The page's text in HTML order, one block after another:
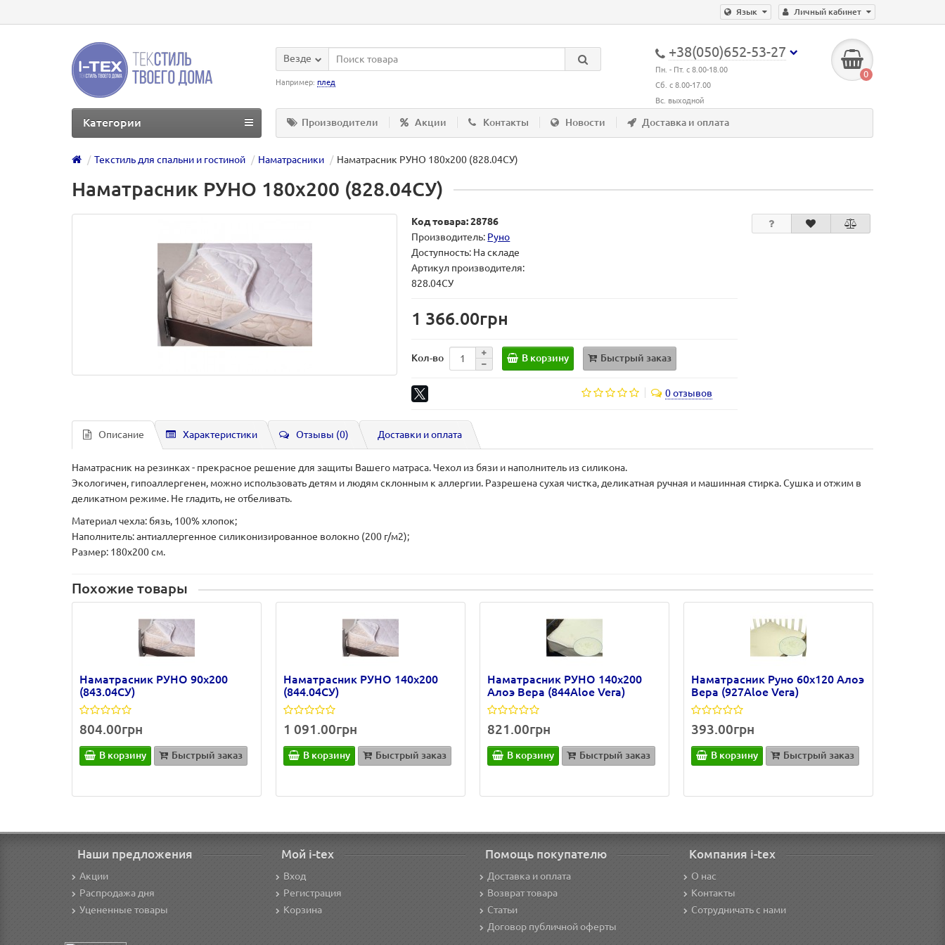
Личный кабинет
Язык
+38(050)652-53-27
Пн. - Пт. с 8.00-18.00
Сб. с 8.00-17.00
Вс. выходной
0
Везде
Например: плед
Производители Акции Контакты Новости Доставка и оплата
Категории
Текстиль для спальни и гостиной Наматрасники Наматрасник РУНО 180х200 (828.04СУ)
Наматрасник РУНО 180х200 (828.04СУ)
Код товара: 28786
Производитель: Руно
Доступность: На складе
Артикул производителя:
828.04СУ
1 366.00грн
Кол-во В корзину Быстрый заказ
0 отзывов
Описание Характеристики Отзывы (0) Доставки и оплата
Наматрасник на резинках - прекрасное решение для защиты Вашего матраса. Чехол из бязи и наполнитель из силикона.
Экологичен, гипоаллергенен, можно использовать детям и людям склонным к аллергии. Разрешена сухая чистка, деликатная ручная и машинная стирка. Сушка и отжим в
деликатном режиме. Не гладить, не отбеливать.
Материал чехла: бязь, 100% хлопок;
Наполнитель:антиаллергенное силиконизированное волокно (200 г/м2);
Размер: 180х200 см.
Похожие товары
Наматрасник РУНО 90х200
(843.04СУ)
804.00грн
В корзину Быстрый заказ
Наматрасник РУНО 140х200
(844.04СУ)
1 091.00грн
В корзину Быстрый заказ
Наматрасник РУНО 140х200
Алоэ Вера (844Aloe Vera)
821.00грн
В корзину Быстрый заказ
Наматрасник Руно 60х120 Алоэ
Вера (927Aloe Vera)
393.00грн
В корзину Быстрый заказ
Наши предложения
Акции
Распродажа дня
Уцененные товары
Мой i-tex
Вход
Регистрация
Корзина
Помощь покупателю
Доставка и оплата
Возврат товара
Статьи
Договор публичной оферты
Компания i-tex
О нас
Контакты
Сотрудничать с нами